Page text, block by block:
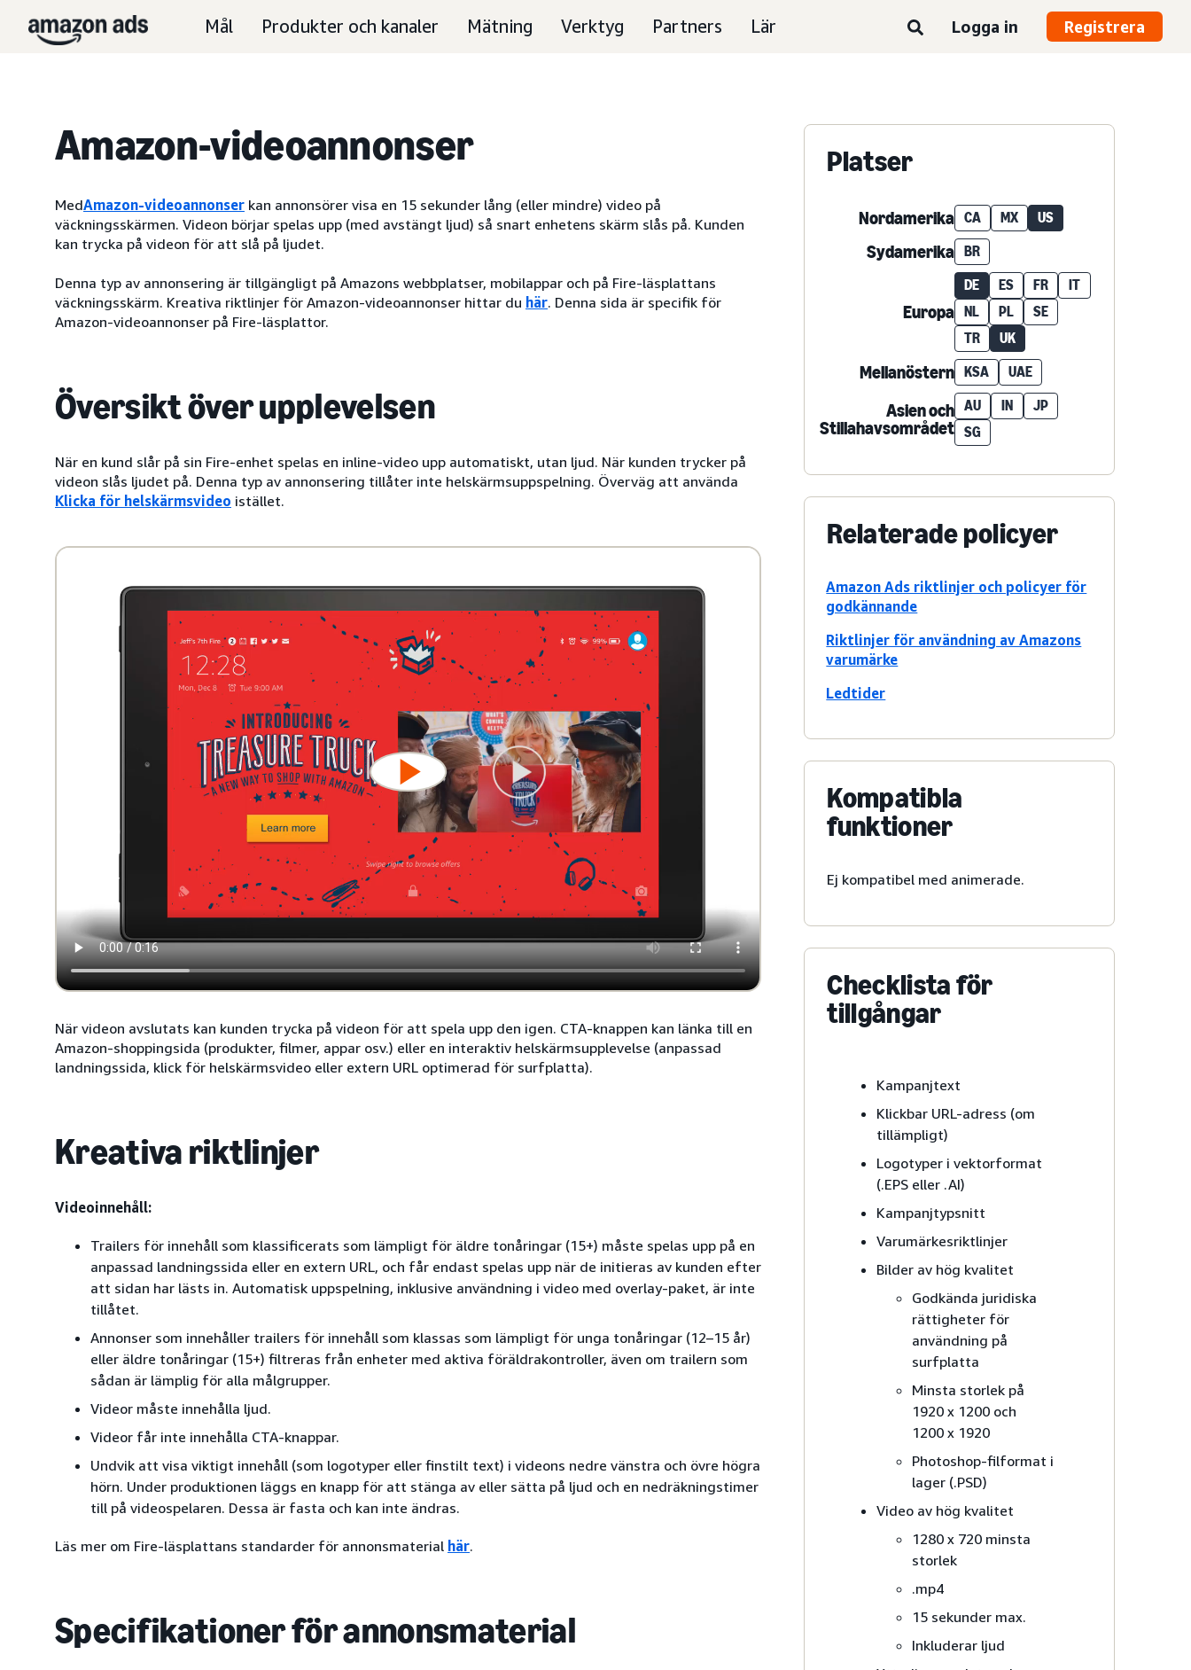
Mål Produkter och kanaler Mätning Verktyg Partners Lär Logga in Registrera
Amazon-videoannonser
MedAmazon-videoannonser kan annonsörer visa en 15 sekunder lång (eller mindre) video på
väckningsskärmen. Videon börjar spelas upp (med avstängt ljud) så snart enhetens skärm slås på. Kunden
kan trycka på videon för att slå på ljudet.
Denna typ av annonsering är tillgängligt på Amazons webbplatser, mobilappar och på Fire-läsplattans
väckningsskärm. Kreativa riktlinjer för Amazon-videoannonser hittar du här. Denna sida är specifik för
Amazon-videoannonser på Fire-läsplattor.
Översikt över upplevelsen
När en kund slår på sin Fire-enhet spelas en inline-video upp automatiskt, utan ljud. När kunden trycker på
videon slås ljudet på. Denna typ av annonsering tillåter inte helskärmsuppspelning. Överväg att använda
Klicka för helskärmsvideo istället.
När videon avslutats kan kunden trycka på videon för att spela upp den igen. CTA-knappen kan länka till en
Amazon-shoppingsida (produkter, filmer, appar osv.) eller en interaktiv helskärmsupplevelse (anpassad
landningssida, klick för helskärmsvideo eller extern URL optimerad för surfplatta).
Kreativa riktlinjer
Videoinnehåll:
Trailers för innehåll som klassificerats som lämpligt för äldre tonåringar (15+) måste spelas upp på en
anpassad landningssida eller en extern URL, och får endast spelas upp när de initieras av kunden efter
att sidan har lästs in. Automatisk uppspelning, inklusive användning i video med overlay-paket, är inte
tillåtet.
Annonser som innehåller trailers för innehåll som klassas som lämpligt för unga tonåringar (12–15 år)
eller äldre tonåringar (15+) filtreras från enheter med aktiva föräldrakontroller, även om trailern som
sådan är lämplig för alla målgrupper.
Videor måste innehålla ljud.
Videor får inte innehålla CTA-knappar.
Undvik att visa viktigt innehåll (som logotyper eller finstilt text) i videons nedre vänstra och övre högra
hörn. Under produktionen läggs en knapp för att stänga av eller sätta på ljud och en nedräkningstimer
till på videospelaren. Dessa är fasta och kan inte ändras.
Läs mer om Fire-läsplattans standarder för annonsmaterial här.
Specifikationer för annonsmaterial
Platser
Nordamerika CA MX US
Sydamerika BR
Europa
DE ES FR
IT
NL
PL
SE
TR
UK
Mellanöstern KSA UAE
Asien och
Stillahavsområdet
AU IN
JP
SG
Relaterade policyer
Amazon Ads riktlinjer och policyer för
godkännande
Riktlinjer för användning av Amazons
varumärke
Ledtider
Kompatibla
funktioner
Ej kompatibel med animerade.
Checklista för
tillgångar
Kampanjtext
Klickbar URL-adress (om
tillämpligt)
Logotyper i vektorformat
(.EPS eller .AI)
Kampanjtypsnitt
Varumärkesriktlinjer
Bilder av hög kvalitet
Godkända juridiska
rättigheter för
användning på
surfplatta
Minsta storlek på
1920 x 1200 och
1200 x 1920
Photoshop-filformat i
lager (.PSD)
Video av hög kvalitet
1280 x 720 minsta
storlek
.mp4
15 sekunder max.
Inkluderar ljud